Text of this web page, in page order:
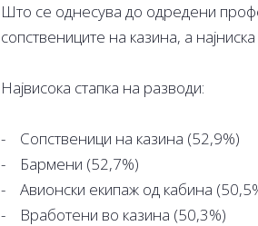
Што се однесува до одредени
сопствениците на казина, а
Највисока стапка на разводи:
- Сопственици на казина (52,9%)
- Бармени (52,7%)
- Авионски екипаж од кабина
- Вработени во казина (50,3%)